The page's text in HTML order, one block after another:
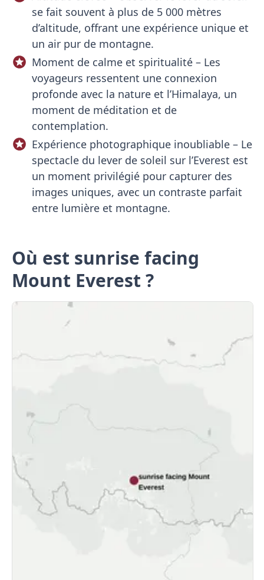
se fait souvent à plus de 5 000 mètres
d’altitude, offrant une expérience unique et
un air pur de montagne.
Moment de calme et spiritualité – Les
voyageurs ressentent une connexion
profonde avec la nature et l’Himalaya, un
moment de méditation et de
contemplation.
Expérience photographique inoubliable – Le
spectacle du lever de soleil sur l’Everest est
un moment privilégié pour capturer des
images uniques, avec un contraste parfait
entre lumière et montagne.
Où est sunrise facing
Mount Everest ?